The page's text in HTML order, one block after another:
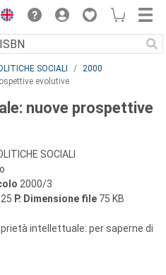
SOCIALI
2000
evolutive
nuove prospettive
SOCIALI
2000/3
25 P. Dimensione file 75 KB
intellettuale: per saperne di